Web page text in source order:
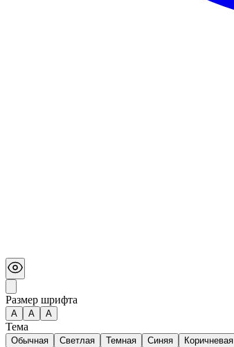
Размер шрифта
А A A
Тема
Обычная Светлая Темная Синяя Коричневая